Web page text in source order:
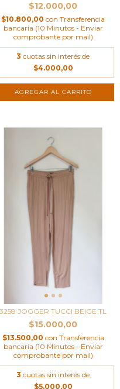
$12.000,00
$10.800,00 con Transferencia
bancaria (10 Minutos - Enviar
comprobante por mail)
3 cuotas sin interés de
$4.000,00
3258 JOGGER TUCCI BEIGE TL
$15.000,00
$13.500,00 con Transferencia
bancaria (10 Minutos - Enviar
comprobante por mail)
3 cuotas sin interés de
$5.000,00